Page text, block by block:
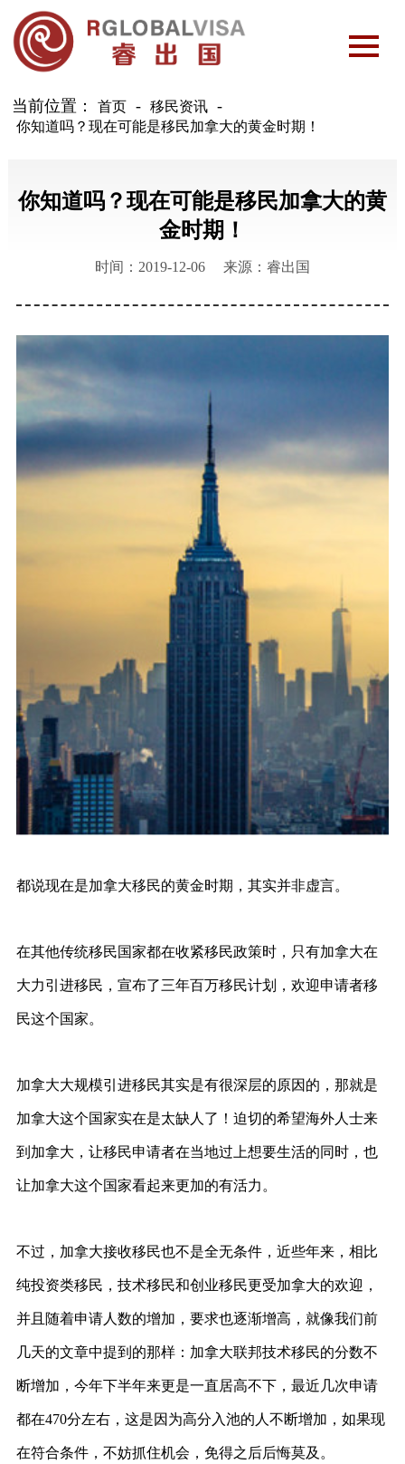
当前位置： 首页 移民资讯 -
你知道吗？现在可能是移民加拿大的黄金时期！
你知道吗？现在可能是移民加拿大的黄
金时期！
时间：2019-12-06 来源：睿出国
都说现在是加拿大移民的黄金时期，其实并非虚言。
在其他传统移民国家都在收紧移民政策时，只有加拿大在
大力引进移民，宣布了三年百万移民计划，欢迎申请者移
民这个国家。
加拿大大规模引进移民其实是有很深层的原因的，那就是
加拿大这个国家实在是太缺人了！迫切的希望海外人士来
到加拿大，让移民申请者在当地过上想要生活的同时，也
让加拿大这个国家看起来更加的有活力。
不过，加拿大接收移民也不是全无条件，近些年来，相比
纯投资类移民，技术移民和创业移民更受加拿大的欢迎，
并且随着申请人数的增加，要求也逐渐增高，就像我们前
几天的文章中提到的那样：加拿大联邦技术移民的分数不
断增加，今年下半年来更是一直居高不下，最近几次申请
都在470分左右，这是因为高分入池的人不断增加，如果现
在符合条件，不妨抓住机会，免得之后后悔莫及。